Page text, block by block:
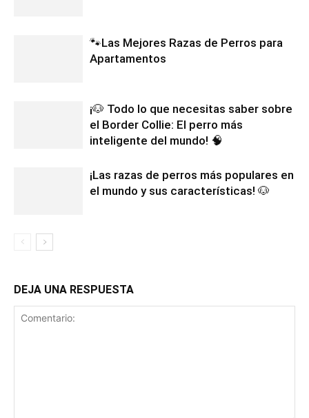
🐾Las Mejores Razas de Perros para
Apartamentos
¡🐶 Todo lo que necesitas saber sobre
el Border Collie: El perro más
inteligente del mundo! 🧠
¡Las razas de perros más populares en
el mundo y sus características! 🐶
DEJA UNA RESPUESTA